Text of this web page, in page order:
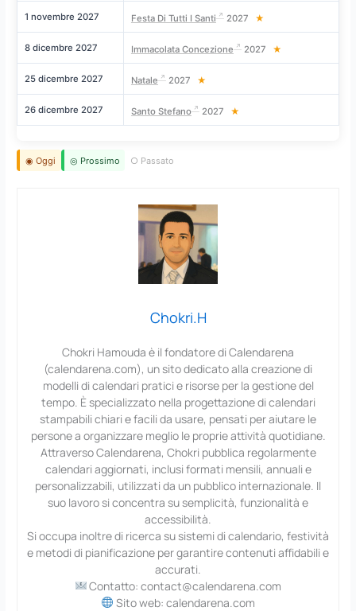
1 novembre 2027 Festa Di Tutti I Santi 2027 ★
8 dicembre 2027 Immacolata Concezione 2027 ★
25 dicembre 2027 Natale 2027 ★
26 dicembre 2027 Santo Stefano 2027 ★
◉ Oggi ◎ Prossimo ○ Passato
Chokri.H
Chokri Hamouda è il fondatore di Calendarena
(calendarena.com), un sito dedicato alla creazione di
modelli di calendari pratici e risorse per la gestione del
tempo. È specializzato nella progettazione di calendari
stampabili chiari e facili da usare, pensati per aiutare le
persone a organizzare meglio le proprie attività quotidiane.
Attraverso Calendarena, Chokri pubblica regolarmente
calendari aggiornati, inclusi formati mensili, annuali e
personalizzabili, utilizzati da un pubblico internazionale. Il
suo lavoro si concentra su semplicità, funzionalità e
accessibilità.
Si occupa inoltre di ricerca su sistemi di calendario, festività
e metodi di pianificazione per garantire contenuti affidabili e
accurati.
Contatto: contact@calendarena.com
Sito web: calendarena.com